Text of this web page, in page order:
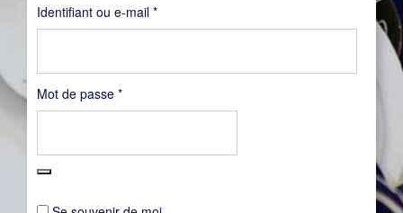
Identifiant ou e-mail *Obligatoire
Mot de passe *Obligatoire